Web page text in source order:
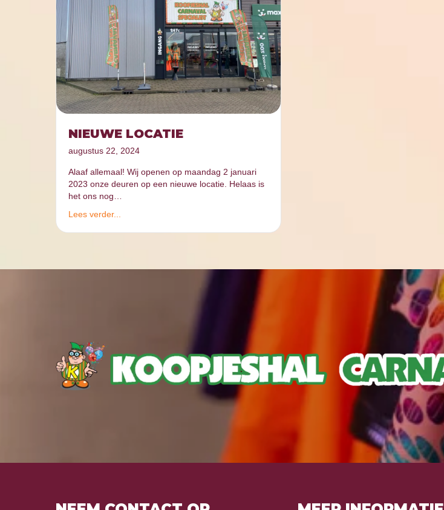
NIEUWE LOCATIE
augustus 22, 2024
Alaaf allemaal! Wij openen op maandag 2 januari
2023 onze deuren op een nieuwe locatie. Helaas is
het ons nog…
Lees verder...